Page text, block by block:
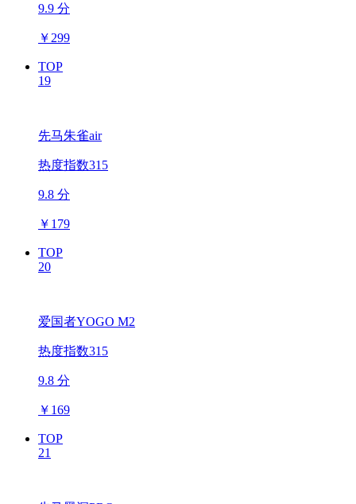
9.9 分
￥ 299
TOP
19
先马朱雀air
热度指数315
9.8 分
￥ 179
TOP
20
爱国者YOGO M2
热度指数315
9.8 分
￥ 169
TOP
21